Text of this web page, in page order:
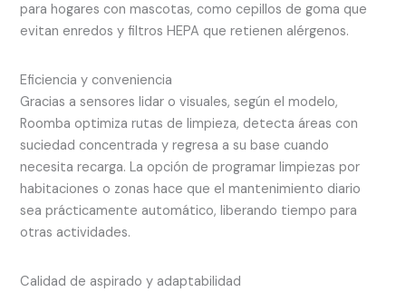
para hogares con mascotas, como cepillos de goma que
evitan enredos y filtros HEPA que retienen alérgenos.
Eficiencia y conveniencia
Gracias a sensores lidar o visuales, según el modelo,
Roomba optimiza rutas de limpieza, detecta áreas con
suciedad concentrada y regresa a su base cuando
necesita recarga. La opción de programar limpiezas por
habitaciones o zonas hace que el mantenimiento diario
sea prácticamente automático, liberando tiempo para
otras actividades.
Calidad de aspirado y adaptabilidad